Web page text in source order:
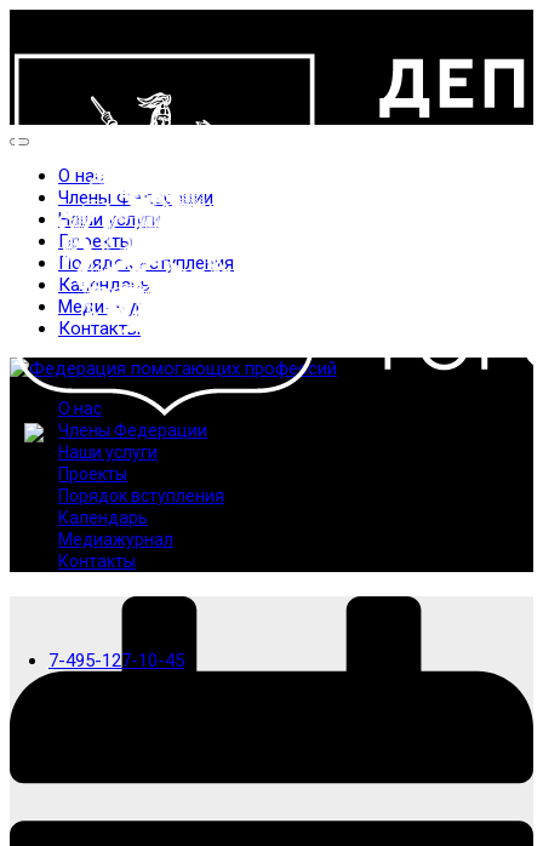
7-495-127-10-45
О нас
Члены Федерации
Наши услуги
Проекты
Порядок вступления
Календарь
Медиажурнал
Контакты
О нас
Члены Федерации
Наши услуги
Проекты
Порядок вступления
Календарь
Медиажурнал
Контакты